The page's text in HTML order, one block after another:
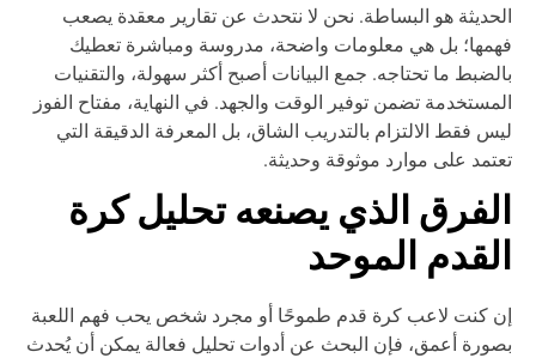
هو البساطة. نحن لا نتحدث عن تقارير معقدة يصعب
بل هي معلومات واضحة، مدروسة ومباشرة تعطيك
ما تحتاجه. جمع البيانات أصبح أكثر سهولة، والتقنيات
تضمن توفير الوقت والجهد. في النهاية، مفتاح الفوز
فقط الالتزام بالتدريب الشاق، بل المعرفة الدقيقة التي
على موارد موثوقة وحديثة.
الذي يصنعه تحليل كرة
الموحد
كنت لاعب كرة قدم طموحًا أو مجرد شخص يحب فهم اللعبة
أعمق، فإن البحث عن أدوات تحليل فعالة يمكن أن يُحدث